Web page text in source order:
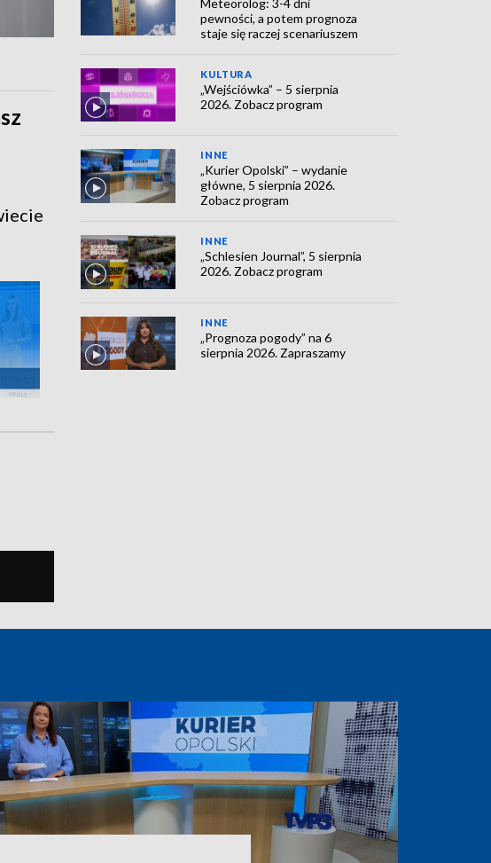
pewności, a potem prognoza
staje się raczej scenariuszem
KULTURA
„Wejściówka” – 5 sierpnia
2026. Zobacz program
INNE
„Kurier Opolski” – wydanie
główne, 5 sierpnia 2026.
Zobacz program
INNE
„Schlesien Journal”, 5 sierpnia
2026. Zobacz program
INNE
„Prognoza pogody” na 6
sierpnia 2026. Zapraszamy